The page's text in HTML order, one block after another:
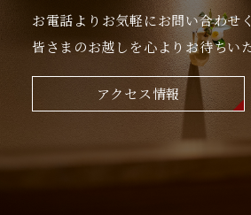
お電話よりお気軽にお問い合わせ
皆さまのお越しを心よりお待ちい
アクセス情報